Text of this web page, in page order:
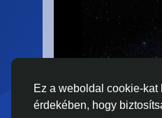
Ez a weboldal cookie-kat
érdekében, hogy